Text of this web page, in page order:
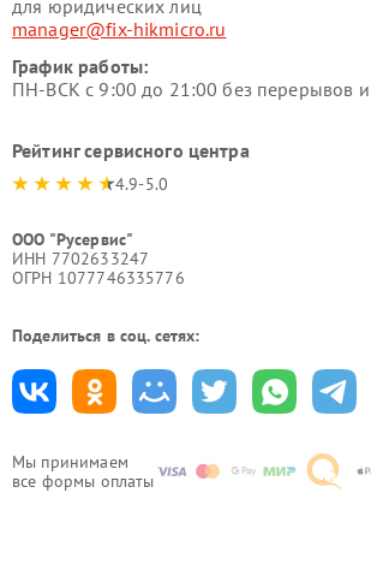
Мы принимаем
все формы оплаты
для юридических лиц
manager@fix-hikmicro.ru
График работы:
ПН-ВСК с 9:00 до 21:00 без перерывов
Рейтинг сервисного центра
4.9-5.0
ООО "Русервис"
ИНН 7702633247
ОГРН 1077746335776
Поделиться в соц. сетях: